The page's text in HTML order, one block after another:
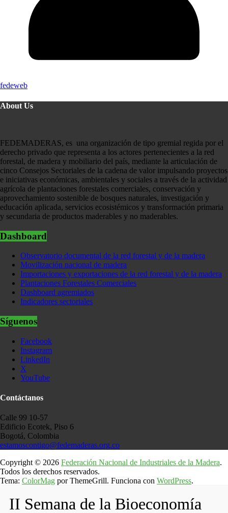
fedeweb
About Us
FEDEMADERAS, es una organización de tipo gremial regida por el
derecho privado que representa a los actores pertenecientes a la red
forestal, de madera y mobiliario del país, mediante la articulación de
cinco Consejos Sectoriales de la cadena de valor impulsando proyectos
e iniciativas económicas, ambientales y sociales a través de la actividad
agrícola de plantaciones forestales comerciales, conservación y
aprovechamiento sostenible de bosques naturales, investigación y
educación aplicada, servicios ecosistémicos y transformación primaria
y secundaria de productos maderables y no maderables.
Dashboard
Observatorio documental de la red forestal y de la madera
Movilización nacional de madera
Importaciones y exportaciones de la red forestal y de la madera
Plantaciones Forestales Comerciales
Dashboard agremiados
Indicadores sectoriales
Síguenos
Facebook
Instagram
LinkedIn
X
YouTube
Contáctanos
Calle 99 10-57
Edificio Ecotek, Piso 6
Bogotá, Colombia
estamoscontigo@fedemaderas.org.co
Copyright © 2026 Federación Nacional de Industriales de la Madera.
Todos los derechos reservados.
Tema: ColorMag por ThemeGrill. Funciona con WordPress.
II Semana de la Bioeconomía